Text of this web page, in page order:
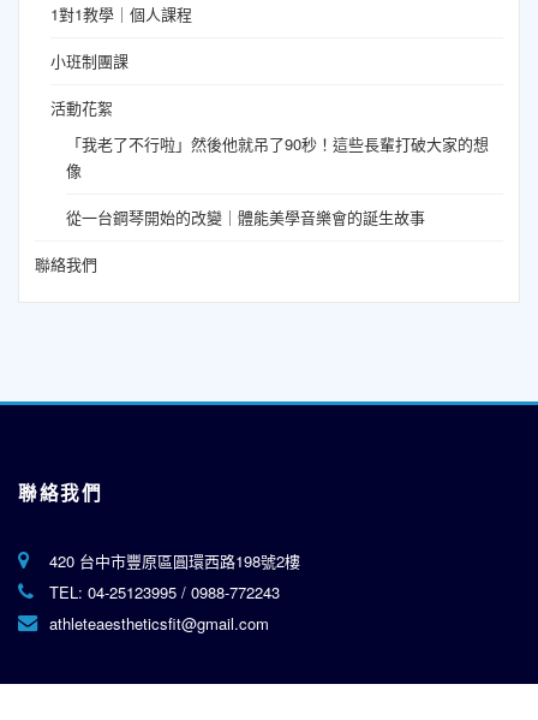
1對1教學｜個人課程
小班制團課
活動花絮
「我老了不行啦」然後他就吊了90秒！這些長輩打破大家的想
像
從一台鋼琴開始的改變｜體能美學音樂會的誕生故事
聯絡我們
聯絡我們
420 台中市豐原區圓環西路198號2樓
TEL: 04-25123995 / 0988-772243
athleteaestheticsfit@gmail.com